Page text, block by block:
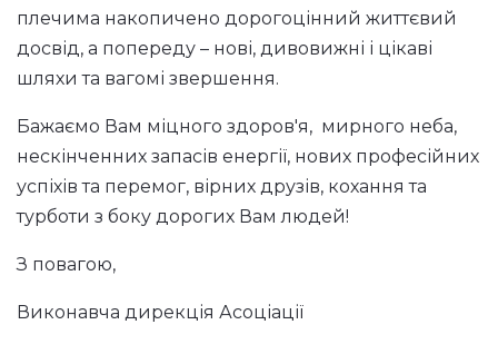
плечима накопичено дорогоцінний життєвий
досвід, а попереду – нові, дивовижні і цікаві
шляхи та вагомі звершення.
Бажаємо Вам міцного здоров'я, мирного неба,
нескінченних запасів енергії, нових професійних
успіхів та перемог, вірних друзів, кохання та
турботи з боку дорогих Вам людей!
З повагою,
Виконавча дирекція Асоціації